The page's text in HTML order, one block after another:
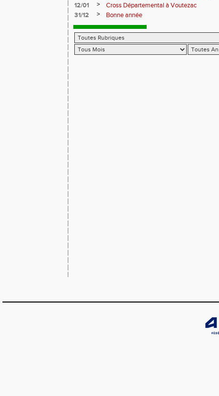
12/01
>
Cross Départemental à Voutezac
31/12
> Bonne année